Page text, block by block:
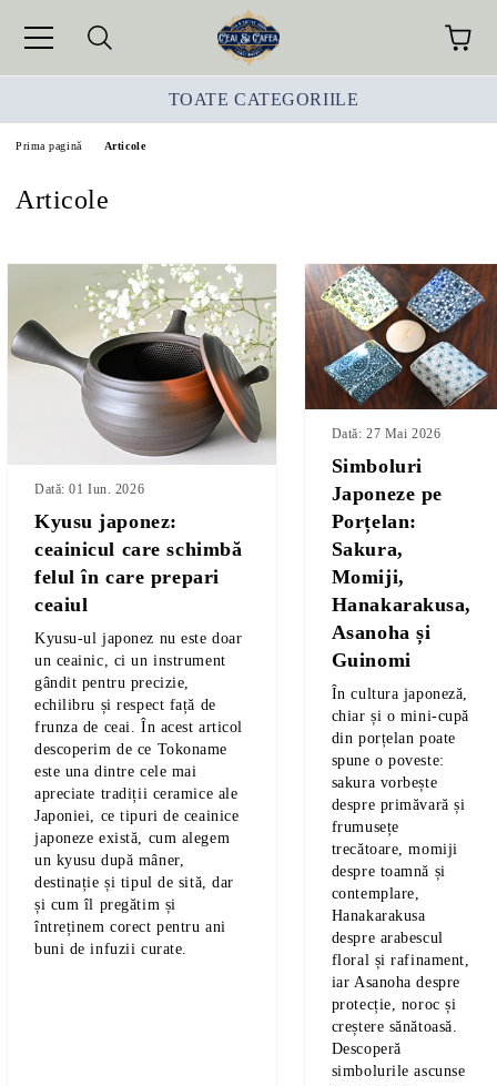
TOATE CATEGORIILE
Prima pagină Articole
Articole
Kyusu japonez:
ceainicul care schimbă
felul în care prepari
ceaiul
Dată: 01 Iun. 2026
Kyusu-ul japonez nu este doar
un ceainic, ci un instrument
gândit pentru precizie,
echilibru și respect față de
frunza de ceai. În acest articol
descoperim de ce Tokoname
este una dintre cele mai
apreciate tradiții ceramice ale
Japoniei, ce tipuri de ceainice
japoneze există, cum alegem
un kyusudupă mâner,
destinație și tipul de sită, dar
și cum îl pregătim și
întreținem corect pentru ani
buni de infuzii curate.
Simboluri
Japoneze pe
Porțelan:
Sakura,
Momiji,
Hanakarakusa,
Asanoha și
Guinomi
Dată: 27 Mai 2026
În cultura japoneză,
chiar și o mini-cupă
din porțelan poate
spune o poveste:
sakura vorbește
despre primăvară și
frumusețe
trecătoare,momiji
despre toamnă și
contemplare,
Hanakarakusa
despre arabescul
floral și rafinament,
iar Asanohadespre
protecție, noroc și
creștere sănătoasă.
Descoperă
simbolurile ascunse